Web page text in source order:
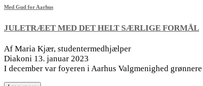
Med Gud for Aarhus
JULETRÆET MED DET HELT SÆRLIGE FORMÅL
Af Maria Kjær, studentermedhjælper
Diakoni 13. januar 2023
I december var foyeren i Aarhus Valgmenighed